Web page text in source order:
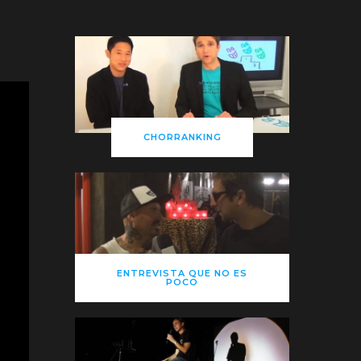
CHORRANKING
ENTREVISTA QUE NO ES
POCO